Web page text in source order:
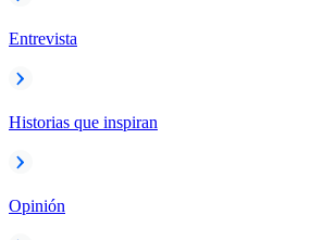
Entrevista
Historias que inspiran
Opinión